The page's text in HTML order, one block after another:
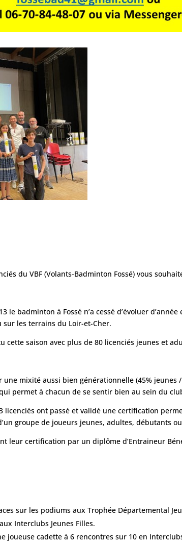
du VBF (Volants-Badminton Fossé) vous
le badminton à Fossé n’a cessé d’évoluer
les terrains du Loir-et-Cher.
cette saison avec plus de 80 licenciés jeunes et
une mixité aussi bien générationnelle (45% jeunes
permet à chacun de se sentir bien au sein du
licenciés ont passé et validé une certification
groupe de joueurs jeunes, adultes, débutants
leur certification par un diplôme d’Entraineur
sur les podiums aux Trophée Départemental
Interclubs Jeunes Filles.
joueuse cadette à 6 rencontres sur 10 en